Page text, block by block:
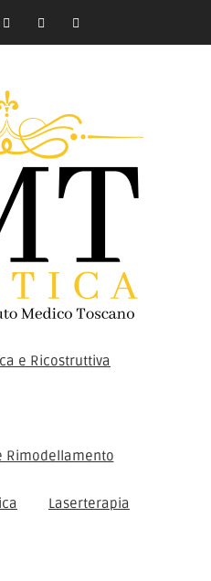
e Ricostruttiva
Rimodellamento
Laserterapia